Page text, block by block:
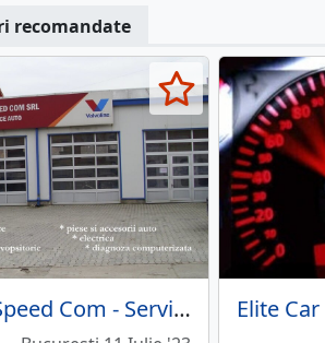
recomandate
Trans Speed Com - Service auto multimarca